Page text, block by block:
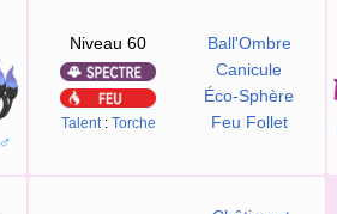
♂
Niveau 60
Talent : Torche
Ball'Ombre
Canicule
Éco-Sphère
Feu Follet